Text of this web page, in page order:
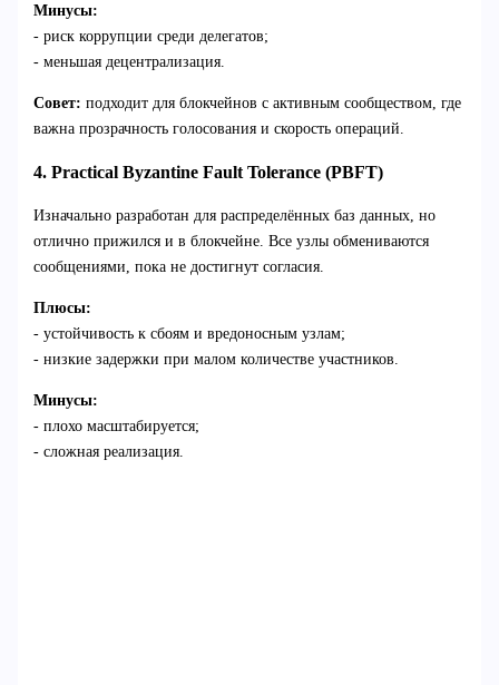
Минусы:
- риск коррупции среди делегатов;
- меньшая децентрализация.
Совет: подходит для блокчейнов с активным сообществом, где
важна прозрачность голосования и скорость операций.
4. Practical Byzantine Fault Tolerance (PBFT)
Изначально разработан для распределённых баз данных, но
отлично прижился и в блокчейне. Все узлы обмениваются
сообщениями, пока не достигнут согласия.
Плюсы:
- устойчивость к сбоям и вредоносным узлам;
- низкие задержки при малом количестве участников.
Минусы:
- плохо масштабируется;
- сложная реализация.